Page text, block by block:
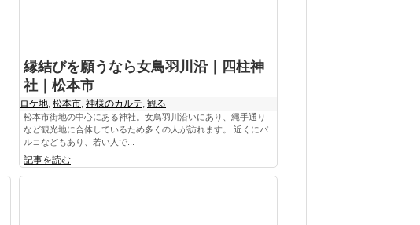
縁結びを願うなら女鳥羽川沿｜四柱神
社｜松本市
ロケ地, 松本市, 神様のカルテ, 観る
松本市街地の中心にある神社。女鳥羽川沿いにあり、縄手通り
など観光地に合体しているため多くの人が訪れます。 近くにパ
ルコなどもあり、若い人で...
記事を読む